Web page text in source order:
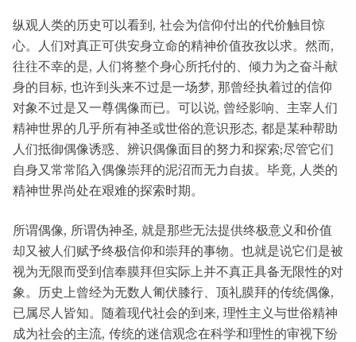
纵观人类的历史可以看到, 社会为信仰付出的代价触目惊
心。人们对真正可供安身立命的精神价值孜孜以求。然而,
往往不幸的是, 人们将整个身心所托付的、倾力为之奋斗献
身的目标, 也许到头来不过是一场梦, 那曾经执着过的信仰
对象不过是又一尊偶像而已。可以说, 曾经影响、主宰人们
精神世界的几乎所有神圣或世俗的意识形态, 都是某种帮助
人们抵御偶像诱惑、辨识偶像面目的努力和探索;尽管它们
自身又常常陷入偶像崇拜的泥沼而无力自拔。毕竟, 人类的
精神世界尚处在艰难的探索时期。
所谓偶像, 所谓伪神圣, 就是那些无法提供终极意义和价值
却又被人们赋予终极信仰和崇拜的事物。也就是说它们是被
视为无限而受到信奉膜拜但实际上并不真正具备无限性的对
象。历史上曾经为无数人匍伏膝行、顶礼膜拜的传统偶像,
已属尽人皆知。随着现代社会的到来, 理性主义与世俗精神
成为社会的主流, 传统的迷信观念在科学和理性的审视下纷